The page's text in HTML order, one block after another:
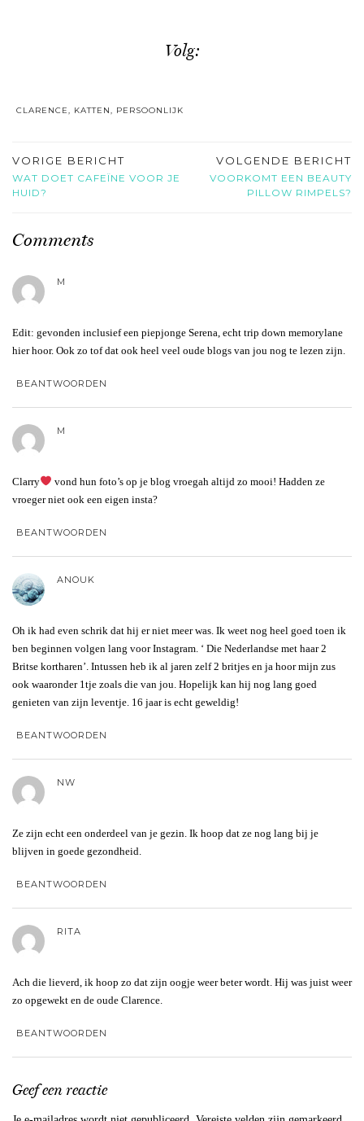
Volg:
CLARENCE, KATTEN, PERSOONLIJK
VORIGE BERICHT
WAT DOET CAFEÏNE VOOR JE
HUID?
VOLGENDE BERICHT
VOORKOMT EEN BEAUTY
PILLOW RIMPELS?
Comments
M
Edit: gevonden inclusief een piepjonge Serena, echt trip down memorylane
hier hoor. Ook zo tof dat ook heel veel oude blogs van jou nog te lezen zijn.
BEANTWOORDEN
M
Clarry
vond hun foto’s op je blog vroegah altijd zo mooi! Hadden ze
vroeger niet ook een eigen insta?
BEANTWOORDEN
ANOUK
Oh ik had even schrik dat hij er niet meer was. Ik weet nog heel goed toen ik
ben beginnen volgen lang voor Instagram. ‘ Die Nederlandse met haar 2
Britse kortharen’. Intussen heb ik al jaren zelf 2 britjes en ja hoor mijn zus
ook waaronder 1tje zoals die van jou. Hopelijk kan hij nog lang goed
genieten van zijn leventje. 16 jaar is echt geweldig!
BEANTWOORDEN
NW
Ze zijn echt een onderdeel van je gezin. Ik hoop dat ze nog lang bij je
blijven in goede gezondheid.
BEANTWOORDEN
RITA
Ach die lieverd, ik hoop zo dat zijn oogje weer beter wordt. Hij was juist weer
zo opgewekt en de oude Clarence.
BEANTWOORDEN
Geef een reactie